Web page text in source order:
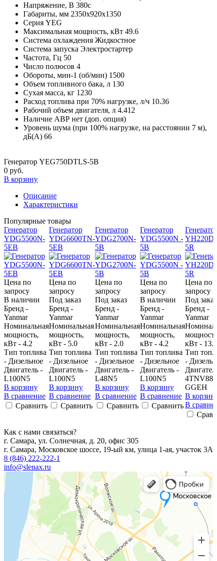
Напряжение, В 380с
Габариты, мм 2350х920х1350
Серия YEG
Максимальная мощность, кВт 49.6
Система охлаждения Жидкостное
Система запуска Электростартер
Частота, Гц 50
Число полюсов 4
Обороты, мин-1 (об/мин) 1500
Объем топливного бака, л 130
Сухая масса, кг 1230
Расход топлива при 70% нагрузке, л/ч 10.36
Рабочий объем двигателя, л 4.412
Наличие АВР нет (доп. опция)
Уровень шума (при 100% нагрузке, на расстоянии 7 м),
дБ(А) 66
Генератор YEG750DTLS-5B
0 руб.
В корзину
Описание
Характеристики
Популярные товары
Генератор
YDG5500N-
5EB
Цена по
запросу
В наличии
Бренд -
Yanmar
Номинальная
мощность,
кВт - 4.2
Тип топлива
- Дизельное
Двигатель -
L100N5
В корзину
В сравнение
Сравнить
Генератор
YDG6600TN-
5EB
Цена по
запросу
Под заказ
Бренд -
Yanmar
Номинальная
мощность,
кВт - 5.0
Тип топлива
- Дизельное
Двигатель -
L100N5
В корзину
В сравнение
Сравнить
Генератор
YDG2700N-
5B
Цена по
запросу
Под заказ
Бренд -
Yanmar
Номинальная
мощность,
кВт - 2.0
Тип топлива
- Дизельное
Двигатель -
L48N5
В корзину
В сравнение
Сравнить
Генератор
YDG5500N -
5B
Цена по
запросу
В наличии
Бренд -
Yanmar
Номинальная
мощность,
кВт - 4.2
Тип топлива
- Дизельное
Двигатель -
L100N5
В корзину
В сравнение
Сравнить
5R
Цена по
запросу
Под заказ
Бренд -
Yanmar
кВт - 13.7
Тип
-
4TNV88-
GGEH
В
В
Как с нами связаться?
г. Самара, ул. Солнечная, д. 20, офис 305
г. Самара, Московское шоссе, 19-ый км, улица 1-ая, участок 3А
8 (846) 222-222-1
info@slenax.ru